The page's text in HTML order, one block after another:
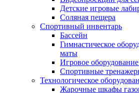
Детские игровые
Соляная пещера
Спортивный инвентарь
Бассейн
Гимнастическое
маты
Игровое
Спортивные
Технологическое
Жарочные шкафы